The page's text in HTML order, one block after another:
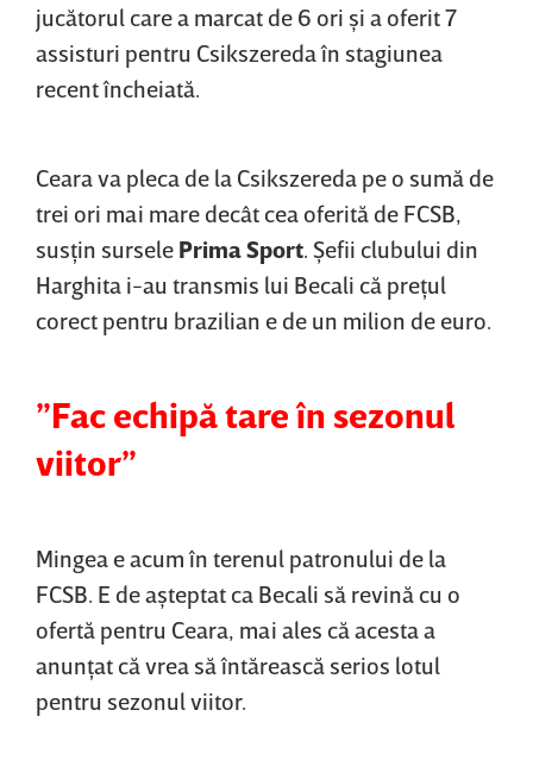
jucătorul care a marcat de 6 ori şi a oferit 7
assisturi pentru Csikszereda în stagiunea
recent încheiată.
Ceara va pleca de la Csikszereda pe o sumă de
trei ori mai mare decât cea oferită de FCSB,
susţin sursele Prima Sport . Şefii clubului din
Harghita i-au transmis lui Becali că preţul
corect pentru brazilian e de un milion de euro.
”Fac echipă tare în sezonul
viitor”
Mingea e acum în terenul patronului de la
FCSB. E de aşteptat ca Becali să revină cu o
ofertă pentru Ceara, mai ales că acesta a
anunţat că vrea să întărească serios lotul
pentru sezonul viitor.